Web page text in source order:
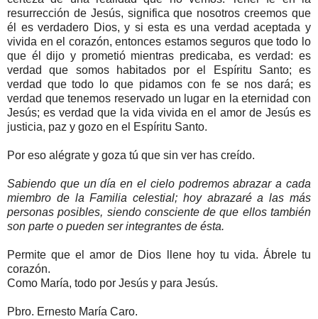
resurrección de Jesús, significa que nosotros creemos que
él es verdadero Dios, y si esta es una verdad aceptada y
vivida en el corazón, entonces estamos seguros que todo lo
que él dijo y prometió mientras predicaba, es verdad: es
verdad que somos habitados por el Espíritu Santo; es
verdad que todo lo que pidamos con fe se nos dará; es
verdad que tenemos reservado un lugar en la eternidad con
Jesús; es verdad que la vida vivida en el amor de Jesús es
justicia, paz y gozo en el Espíritu Santo.
Por eso alégrate y goza tú que sin ver has creído.
Sabiendo que un día en el cielo podremos abrazar a cada
miembro de la Familia celestial; hoy abrazaré a las más
personas posibles, siendo consciente de que ellos también
son parte o pueden ser integrantes de ésta.
Permite que el amor de Dios llene hoy tu vida. Ábrele tu
corazón.
Como María, todo por Jesús y para Jesús.
Pbro. Ernesto María Caro.